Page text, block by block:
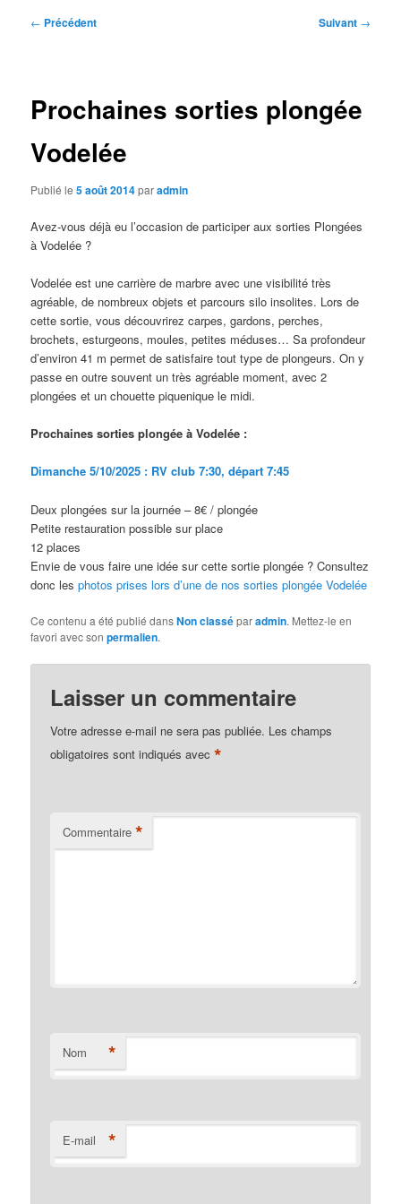
Navigation
← Précédent Suivant →
Prochaines sorties plongée
Vodelée
Publié le5 août 2014paradmin
Avez-vous déjà eu l’occasion de participer aux sorties Plongées
à Vodelée ?
Vodelée est une carrière de marbre avec une visibilité très
agréable, de nombreux objets et parcours silo insolites. Lors de
cette sortie, vous découvrirez carpes, gardons, perches,
brochets, esturgeons, moules, petites méduses… Sa profondeur
d’environ 41 m permet de satisfaire tout type de plongeurs. On y
passe en outre souvent un très agréable moment, avec 2
plongées et un chouette piquenique le midi.
Prochaines sorties plongée à Vodelée :
Dimanche 5/10/2025 : RV club 7:30, départ 7:45
Deux plongées sur la journée – 8€ / plongée
Petite restauration possible sur place
12 places
Envie de vous faire une idée sur cette sortie plongée ? Consultez
donc les photos prises lors d’une de nos sorties plongée Vodelée
Ce contenu a été publié dansNon classéparadmin. Mettez-le en
favori avec sonpermalien.
Laisser un commentaire
Votre adresse e-mail ne sera pas publiée. Les champs
obligatoires sont indiqués avec*
Commentaire *
Nom *
E-mail *